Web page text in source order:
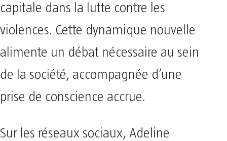
capitale dans la lutte contre les
violences. Cette dynamique nouvelle
alimente un débat nécessaire au sein
de la société, accompagnée d’une
prise de conscience accrue.
Sur les réseaux sociaux, Adeline